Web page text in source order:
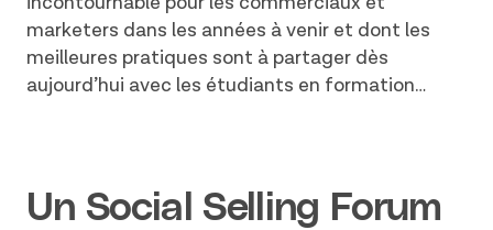
marketers dans les années à venir et dont les
meilleures pratiques sont à partager dès
aujourd’hui avec les étudiants en formation…
Un Social Selling Forum